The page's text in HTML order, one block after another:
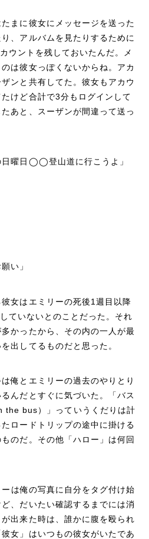
まに彼女にメッセージを送った
、アルバムを見たりするために
ウントを残しておいたんだ。メ
は彼女っぽくないからね。アカ
ンと共有してた。彼女もアカウ
けど合計で3分もログインして
あと、スーザンが間違って送っ
日曜日◯◯登山道に行こうよ」
い」
女はエミリーの死後1週目以降
ていないとのことだった。それ
かったから、その内の一人が最
出してるものだと思った。
俺とエミリーの過去のやりとり
んだとすぐに気づいた。「バス
bus）」っていうくだりは計
ロードトリップの途中に掛ける
のだ。その他「ハロー」は何回
は俺の写真に自分をタグ付け始
、だいたい確認するまでには消
出来た時は、誰かに腹を殴られ
女」はいつもの彼女がいたであ